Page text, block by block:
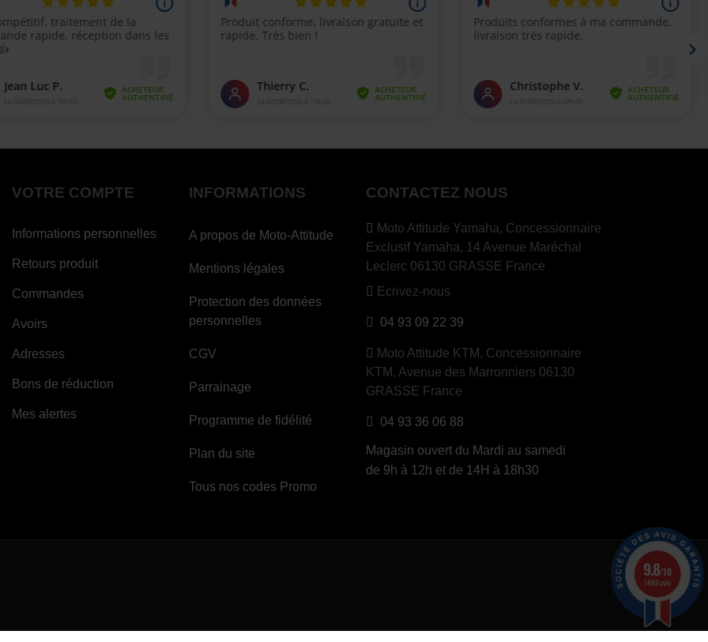
VOTRE COMPTE
Informations personnelles
Retours produit
Commandes
Avoirs
Adresses
Bons de réduction
Mes alertes
INFORMATIONS
A propos de Moto-Attitude
Mentions légales
Protection des données
personnelles
CGV
Parrainage
Programme de fidélité
Plan du site
Tous nos codes Promo
CONTACTEZ NOUS
Moto Attitude Yamaha, Concessionnaire
Exclusif Yamaha, 14 Avenue Maréchal
Leclerc 06130 GRASSE France
Ecrivez-nous
04 93 09 22 39
Moto Attitude KTM, Concessionnaire
KTM, Avenue des Marronniers 06130
GRASSE France
04 93 36 06 88
Magasin ouvert du Mardi au samedi
de 9h à 12h et de 14H à 18h30
9.8/10
1489 avis